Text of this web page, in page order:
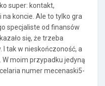
super: kontakt,
koncie. Ale to tylko gra
specjaliste od finansów
się, że trzeba
I tak w nieskończoność, a
W moim przypadku jedyną
numer mecenaski5-